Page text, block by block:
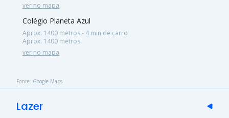
ver no mapa
Colégio Planeta Azul
Aprox. 1400 metros - 4 min de carro
Aprox. 1400 metros
ver no mapa
Fonte: Google Maps
Lazer